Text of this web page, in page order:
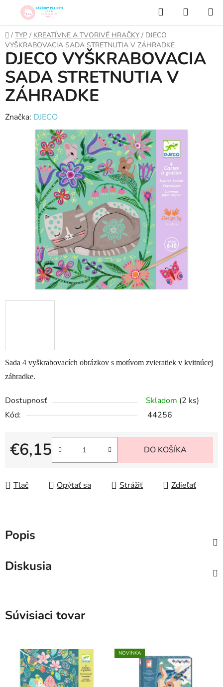
obsah
Hľadať
KOŠÍK
Domov
/ TYP / KREATÍVNE A TVORIVÉ HRAČKY / DJECO
VYŠKRABOVACIA SADA STRETNUTIA V ZÁHRADKE
Sada 4 vyškrabovacích obrázkov s motívom zvieratiek v kvitnúcej
záhradke.
Dostupnosť Skladom (2 ks)
Kód:
44256
€6,15
Jednotková cena:
DO KOŠÍKA
Tlač Opýtať sa Strážiť Zdieľať
DJECO VYŠKRABOVACIA
SADA STRETNUTIA V
ZÁHRADKE
Značka: DJECO
Popis
Diskusia
Súvisiaci tovar
NOVINKA